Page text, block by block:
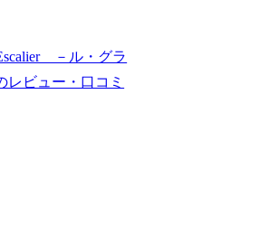
－ル・グラ
レビュー・口コミ